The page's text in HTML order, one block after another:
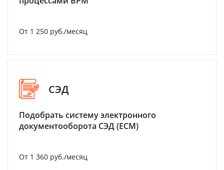
От 1 250 руб./месяц
СЭД
Подобрать систему электронного
документооборота СЭД (ECM)
От 1 360 руб./месяц